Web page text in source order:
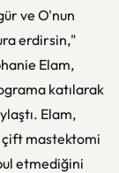
ve O'nun
erdirsin,"
Elam,
katılarak
Elam,
çift mastektomi
etmediğini